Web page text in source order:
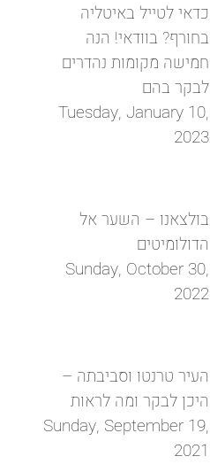
כדאי לטייל באיטליה
בחורף? בוודאי! הנה
חמישה מקומות נהדרים
לבקר בהם
Tuesday, January 10,
2023
בולצאנו – השער אל
הדולומיטים
Sunday, October 30,
2022
העיר טרנטו וסביבתה –
היכן לבקר ומה לראות
Sunday, September 19,
2021